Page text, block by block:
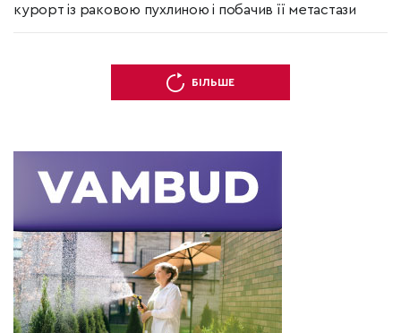
курорт із раковою пухлиною і побачив її метастази
БІЛЬШЕ